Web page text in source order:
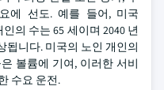
에 선도. 예를 들어, 미국
의 수는 65 세이며 2040 년
됩니다. 미국의 노인 개인의
볼륨에 기여, 이러한 서비
수요 운전.